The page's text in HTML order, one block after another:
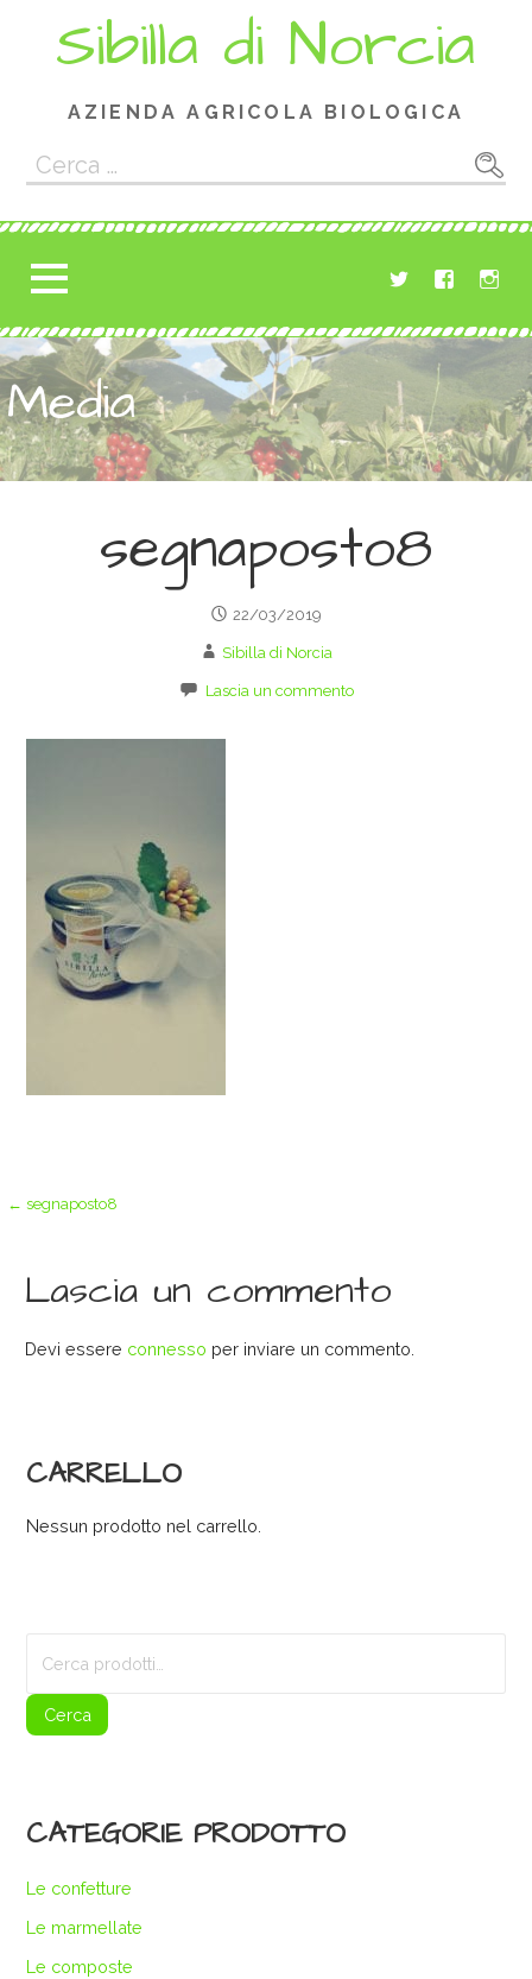
Sibilla di Norcia
AZIENDA AGRICOLA BIOLOGICA
Ricerca
per:
Media
segnaposto8
22/03/2019
Sibilla di Norcia
Lascia un commento
Navigazione
articoli
← segnaposto8
Lascia un commento
Devi essere connesso per inviare un commento.
CARRELLO
Nessun prodotto nel carrello.
Cerca
CATEGORIE PRODOTTO
Le confetture
Le marmellate
Le composte